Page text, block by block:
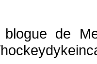
de